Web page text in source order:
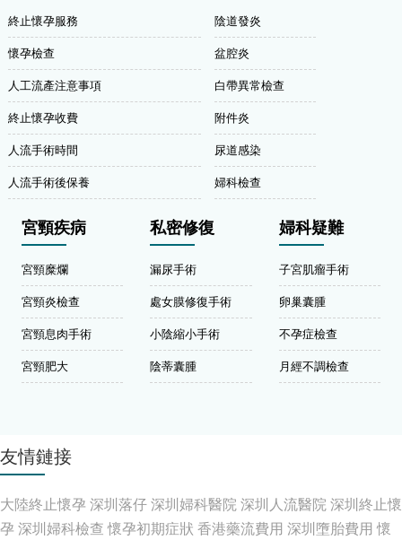
終止懷孕服務
懷孕檢查
人工流產注意事項
終止懷孕收費
人流手術時間
人流手術後保養
陰道發炎
盆腔炎
白帶異常檢查
附件炎
尿道感染
婦科檢查
宮頸疾病
宮頸糜爛
宮頸炎檢查
宮頸息肉手術
宮頸肥大
私密修復
漏尿手術
處女膜修復手術
小陰縮小手術
陰蒂囊腫
婦科疑難
子宮肌瘤手術
卵巢囊腫
不孕症檢查
月經不調檢查
友情鏈接
大陸終止懷孕 深圳落仔深圳婦科醫院深圳人流醫院深圳終止懷
孕 深圳婦科檢查 懷孕初期症狀 香港藥流費用 深圳墮胎費用 懷